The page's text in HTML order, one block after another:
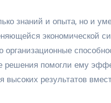
знаний и опыта, но и
экономической
организационные
решения помогли ему
результатов